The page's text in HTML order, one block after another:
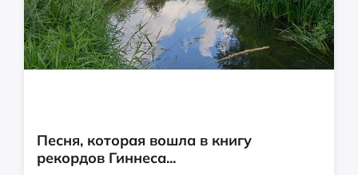
Песня, которая вошла в книгу
рекордов Гиннеса...